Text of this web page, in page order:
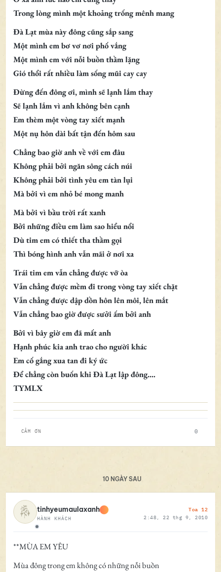
Trong lòng mình một khoảng trống mênh mang
Đà Lạt mùa này đông cũng sắp sang
Một mình em bơ vơ nơi phố vắng
Một mình em với nỗi buồn thầm lặng
Gió thổi rất nhiều làm sống mũi cay cay
Đừng đến đông ơi, mình sẽ lạnh lắm thay
Sẽ lạnh lắm vì anh không bên cạnh
Em thèm một vòng tay xiết mạnh
Một nụ hôn dài bất tận đến hôm sau
Chẳng bao giờ anh về với em đâu
Không phải bởi ngăn sông cách núi
Không phải bởi tình yêu em tàn lụi
Mà bởi vì em nhỏ bé mong manh
Mà bởi vì bầu trời rất xanh
Bởi những điều em làm sao hiểu nổi
Dù tim em có thiết tha thầm gọi
Thì bóng hình anh vẫn mãi ở nơi xa
Trái tim em vẫn chẳng được vỡ òa
Vẫn chẳng được mềm đi trong vòng tay xiết chặt
Vẫn chẳng được dập dồn hôn lên môi, lên mắt
Vẫn chẳng bao giờ được sưởi ấm bởi anh
Bởi vì bây giờ em đã mất anh
Hạnh phúc kia anh trao cho người khác
Em cố gắng xua tan đi ký ức
Để chẳng còn buốn khi Đà Lạt lập đông....
TYMLX
CẢM ƠN 0
10 NGÀY SAU
Ngoại tuyến
tinhyeumaulaxanh
HÀNH KHÁCH
Toa 12
2:48, 22 thg 9, 2010
**MÙA EM YÊU
Mùa đông trong em không có những nỗi buồn